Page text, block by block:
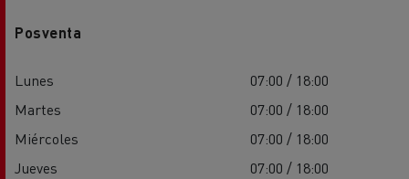
Posventa
Lunes
07:00 / 18:00
Martes
07:00 / 18:00
Miércoles
07:00 / 18:00
Jueves
07:00 / 18:00